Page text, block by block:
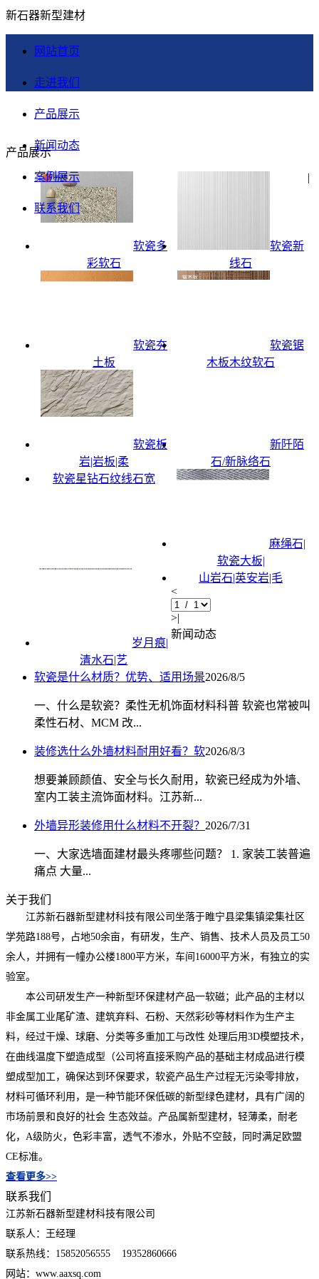
新石器新型建材
网站首页
走进我们
产品展示
新闻动态
案例展示
联系我们
产品展示
软瓷多
彩软石
软瓷新
线石
软瓷夯
土板
软瓷锯
木板木纹软石
软瓷板
岩|岩板|柔
新阡陌
石/新脉络石
软瓷星钻石纹线石宽
麻绳石|
软瓷大板|
岁月痕|
清水石|艺
山岩石|英安岩|毛
|
<
>|
新闻动态
软瓷是什么材质？优势、适用场景2026/8/5
一、什么是软瓷？柔性无机饰面材料科普 软瓷也常被叫
柔性石材、MCM 改...
装修选什么外墙材料耐用好看？软2026/8/3
想要兼顾颜值、安全与长久耐用，软瓷已经成为外墙、
室内工装主流饰面材料。江苏新...
外墙异形装修用什么材料不开裂？ 2026/7/31
一、大家选墙面建材最头疼哪些问题？ 1. 家装工装普遍
痛点 大量...
关于我们
江苏新石器新型建材科技有限公司坐落于睢宁县梁集镇梁集社区
学苑路188号，占地50余亩，有研发，生产、销售、技术人员及员工50
余人，并拥有一幢办公楼1800平方米，车间16000平方米，有独立的实
验室。
本公司研发生产一种新型环保建材产品一软磁；此产品的主材以
非金属工业尾矿渣、建筑弃料、石粉、天然彩砂等材料作为生产主
料，经过干燥、球磨、分类等多重加工与改性 处理后用3D模塑技术，
在曲线温度下塑造成型（公司将直接釆购产品的基础主材成品进行模
塑成型加工，确保达到环保要求，软瓷产品生产过程无污染零排放，
材料可循环利用，是一种节能环保低碳的新型绿色建材，具有广阔的
市场前景和良好的社会 生态效益。产品属新型建材，轻薄柔，耐老
化，A级防火，色彩丰富，透气不渗水，外贴不空鼓，同时满足欧盟
CE标准。
查看更多>>
联系我们
江苏新石器新型建材科技有限公司
联系人：王经理
联系热线：15852056555 19352860666
网站：www.aaxsq.com